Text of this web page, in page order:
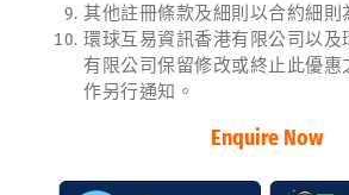
其他註冊條款及細則以合約細則
環球互易資訊香港有限公司以及
有限公司保留修改或終止此優惠
作另行通知。
Enquire Now